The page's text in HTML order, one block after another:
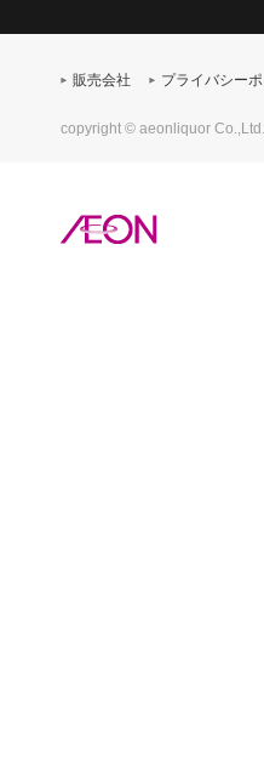
販売会社 プライバシー
copyright © aeonliquor